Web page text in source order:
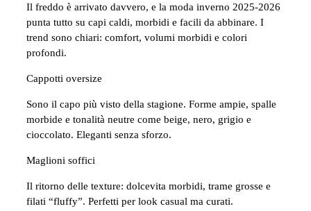
Il freddo è arrivato davvero, e la moda inverno 2025-2026
punta tutto su capi caldi, morbidi e facili da abbinare. I
trend sono chiari: comfort, volumi morbidi e colori
profondi.
Cappotti oversize
Sono il capo più visto della stagione. Forme ampie, spalle
morbide e tonalità neutre come beige, nero, grigio e
cioccolato. Eleganti senza sforzo.
Maglioni soffici
Il ritorno delle texture: dolcevita morbidi, trame grosse e
filati “fluffy”. Perfetti per look casual ma curati.